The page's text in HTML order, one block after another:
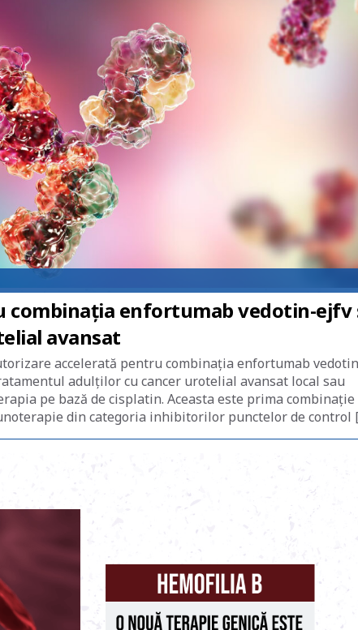
combinația enfortumab vedotin-ejfv
avansat
accelerată pentru combinația enfortumab
adulților cu cancer urotelial avansat local sau
pe bază de cisplatin. Aceasta este prima combinație
din categoria inhibitorilor punctelor de control